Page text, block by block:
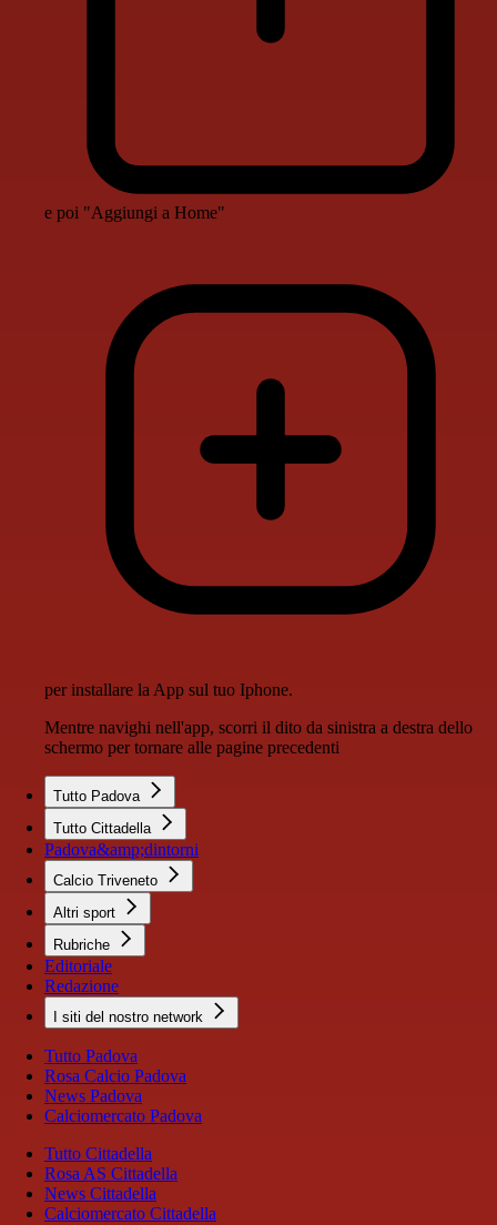
e poi "Aggiungi a Home"
per installare la App sul tuo Iphone.
Mentre navighi nell'app, scorri il dito da sinistra a destra dello
schermo per tornare alle pagine precedenti
Tutto Padova
Tutto Cittadella
Padova&amp;dintorni
Calcio Triveneto
Altri sport
Rubriche
Editoriale
Redazione
I siti del nostro network
Tutto Padova
Rosa Calcio Padova
News Padova
Calciomercato Padova
Tutto Cittadella
Rosa AS Cittadella
News Cittadella
Calciomercato Cittadella